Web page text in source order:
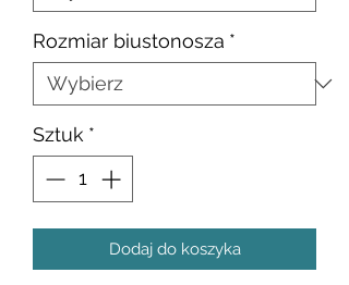
Rozmiar biustonosza *
Sztuk *
Dodaj do koszyka